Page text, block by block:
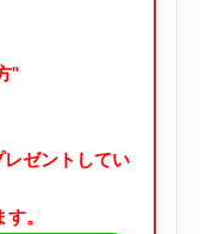
"
ゼントしてい
。